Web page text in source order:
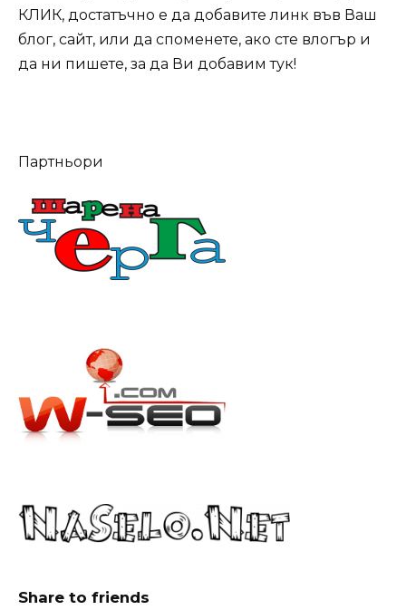
КЛИК, достатъчно е да добавите линк във Ваш
блог, сайт, или да споменете, ако сте влогър и
да ни пишете, за да Ви добавим тук!
Партньори
Share to friends